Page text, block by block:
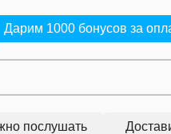
Дарим 1000 бонусов за
послушать